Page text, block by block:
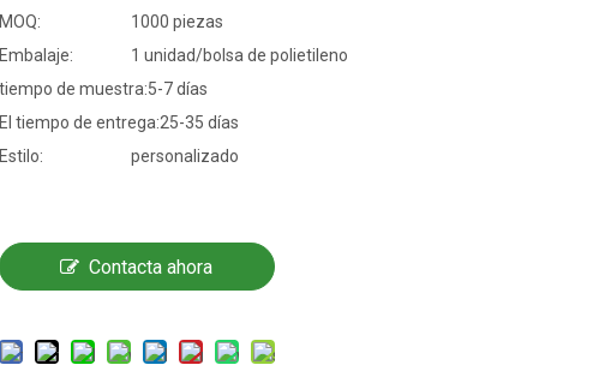
MOQ:
1000 piezas
Embalaje:
1 unidad/bolsa de polietileno
tiempo de muestra:5-7 días
El tiempo de entrega:25-35 días
Estilo:
personalizado
Contacta ahora